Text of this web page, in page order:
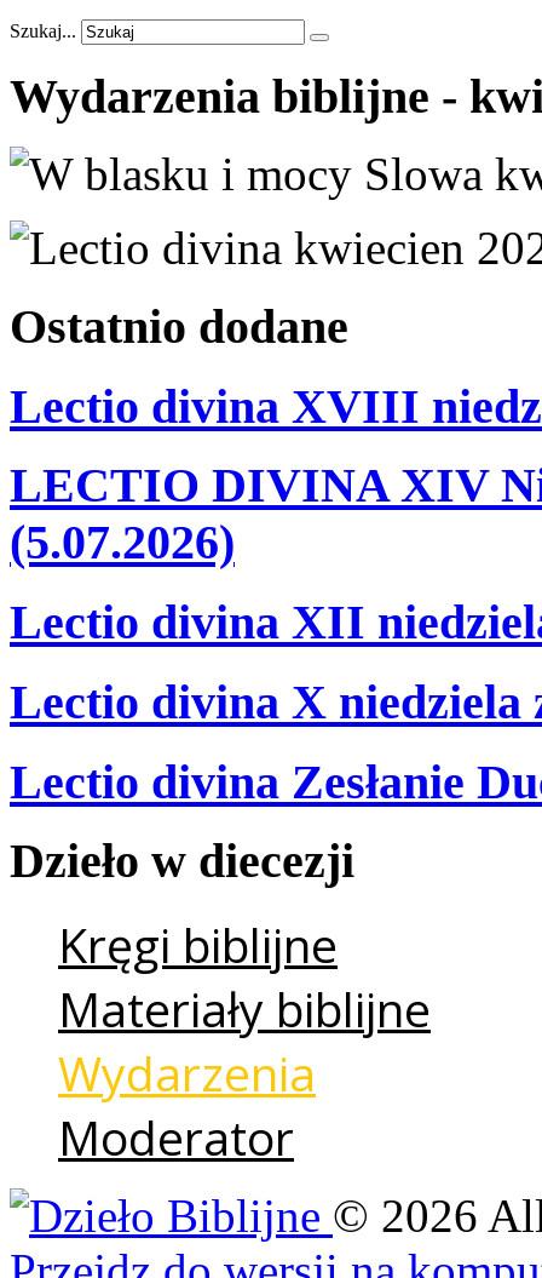
Szukaj...
Wydarzenia biblijne -
Ostatnio dodane
Lectio divina XVIII
LECTIO DIVINA XIV
(5.07.2026)
Lectio divina XII
Lectio divina X niedziela
Lectio divina Zesłanie
Dzieło w diecezji
Kręgi biblijne
Materiały biblijne
Wydarzenia
Moderator
© 2026